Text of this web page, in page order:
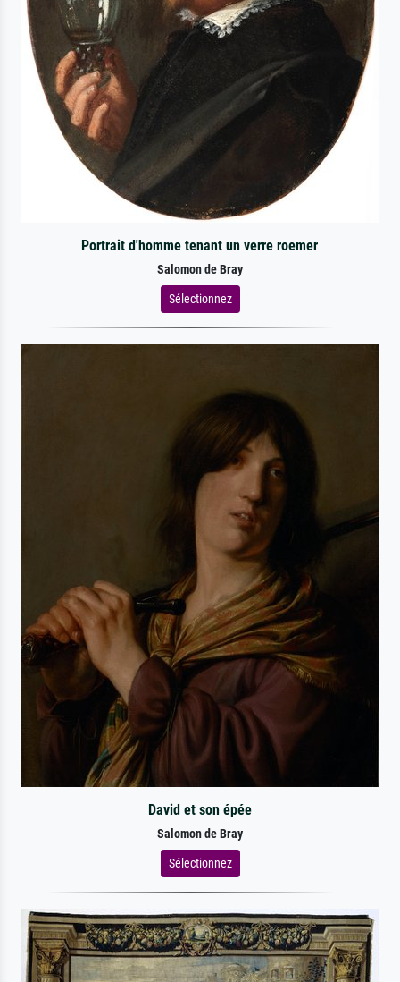
Portrait d'homme tenant un verre roemer
Salomon de Bray
Sélectionnez
David et son épée
Salomon de Bray
Sélectionnez